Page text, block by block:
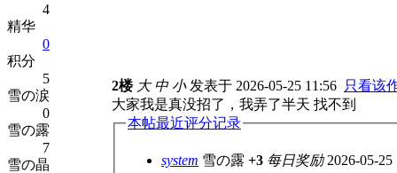
4
精华
0
积分
5
雪の涙
0
雪の露
7
雪の晶
2楼 大 中 小发表于 2026-05-25 11:56 只看该
大家我是真没招了，我弄了半天 找不到
本帖最近评分记录
system 雪の露 +3 每日奖励 2026-05-25